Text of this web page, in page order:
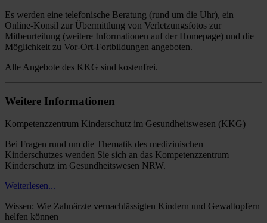
Es werden eine telefonische Beratung (rund um die Uhr), ein
Online-Konsil zur Übermittlung von Verletzungsfotos zur
Mitbeurteilung (weitere Informationen auf der Homepage) und die
Möglichkeit zu Vor-Ort-Fortbildungen angeboten.
Alle Angebote des KKG sind kostenfrei.
Weitere Informationen
Kompetenzzentrum Kinderschutz im Gesundheitswesen (KKG)
Bei Fragen rund um die Thematik des medizinischen
Kinderschutzes wenden Sie sich an das Kompetenzzentrum
Kinderschutz im Gesundheitswesen NRW.
Weiterlesen...
Wissen: Wie Zahnärzte vernachlässigten Kindern und Gewaltopfern
helfen können